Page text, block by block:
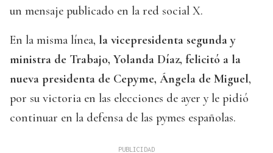
un mensaje publicado en la red social X.
En la misma línea, la vicepresidenta segunda y
ministra de Trabajo, Yolanda Díaz, felicitó a la
nueva presidenta de Cepyme, Ángela de Miguel,
por su victoria en las elecciones de ayer y le pidió
continuar en la defensa de las pymes españolas.